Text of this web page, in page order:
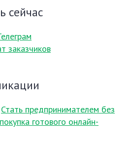
сейчас
заказчиков
Стать предпринимателем без
готового онлайн-